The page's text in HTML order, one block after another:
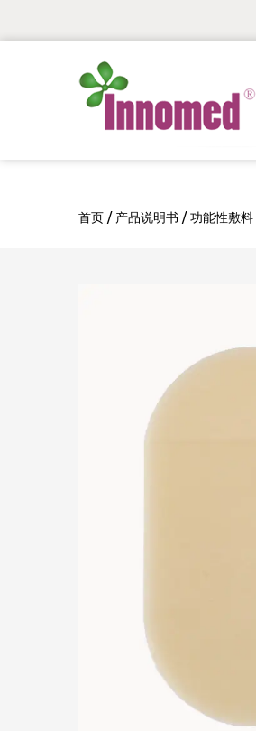
首页 / 产品说明书 /功能性敷料